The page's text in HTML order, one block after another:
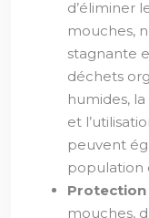
d’éliminer
mouches,
stagnante
déchets
humides,
et
peuvent
population
Protection
mouches,